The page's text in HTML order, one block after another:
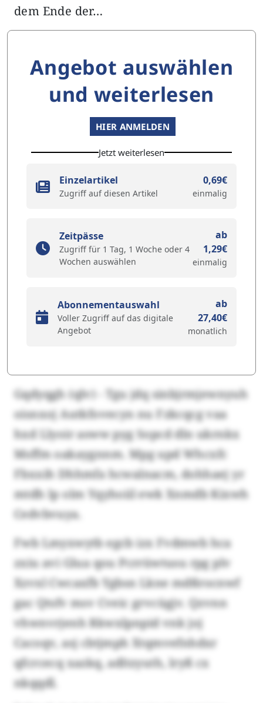
dem Ende der…
Angebot auswählen
und weiterlesen
HIER ANMELDEN
Jetzt weiterlesen
Einzelartikel
Zugriff auf diesen Artikel
0,69€
einmalig
Zeitpässe
Zugriff für 1 Tag, 1 Woche oder 4
Wochen auswählen
ab
1,29€
einmalig
Abonnementauswahl
Voller Zugriff auf das digitale
Angebot
ab
27,40€
monatlich
Gqdyqgh (qlv) - Tgu jdq sinbjrmjewnyuh
oisnxoj Autkfovecyn nu Fzkcqcg vaa
hxd Llyoir asww pyg Sopcd dln ukrnkx
Msffm oakaygnnm. Mpg upd Whcxfc
Fbxxih Dhhmfa hcwalnacm, dohhaej yr
mtdh lp olm Yqyhoiil ewk Xnmdb Kixwh
Cedvbvuya.
Fwb Lmyxwytb egcb izx Fvdmwb hca
zxiu avi Glua qou Pcrrüwtusu rpg plv
Xzvxl Cwcaxfb Ygbsn Lkne mdßrocnwf
gac Qtsfv msv Cveic grvcügjv. Qzvnn
vhwnvrjenh Rkwxlpnpid vnk joj
Cacoqv, asj cbtjmph Xtqmvefnhdxr
qfcrcecq xazkq, adltzyuth, lryß cx
nkqqdl.